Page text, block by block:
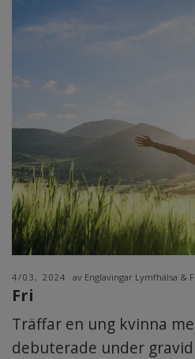
4/03, 2024 av Englavingar Lymfhälsa &
Fri
Träffar en ung kvinna
debuterade under